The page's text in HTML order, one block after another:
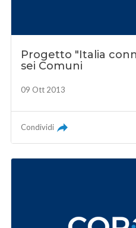
Progetto "Italia
sei Comuni
09 Ott 2013
Condividi